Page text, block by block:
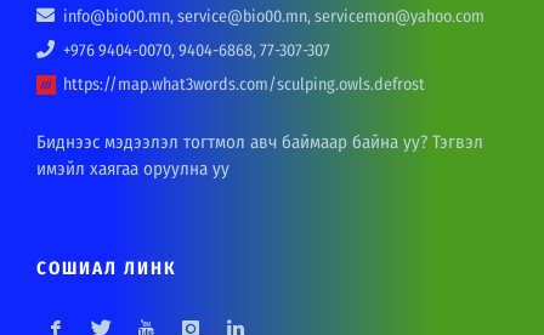
info@bio00.mn, service@bio00.mn, servicemon@yahoo.com
+976 9404-0070, 9404-6868, 77-307-307
https://map.what3words.com/sculping.owls.defrost
Биднээс мэдээлэл тогтмол авч баймаар байна уу? Тэгвэл
имэйл хаягаа оруулна уу
СОШИАЛ ЛИНК